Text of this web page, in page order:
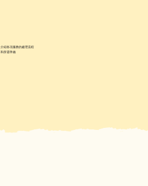
介紹各項服務的處理流程
和所需準備